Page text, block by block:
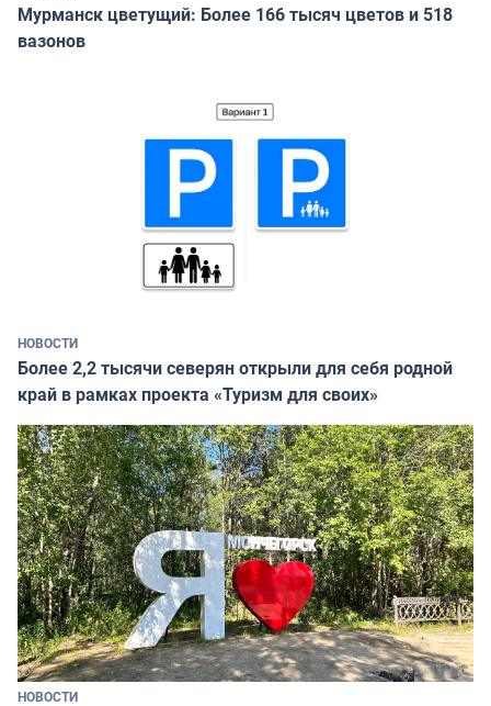
Мурманск цветущий: Более 166 тысяч цветов и 518
вазонов
НОВОСТИ
Более 2,2 тысячи северян открыли для себя родной
край в рамках проекта «Туризм для своих»
НОВОСТИ